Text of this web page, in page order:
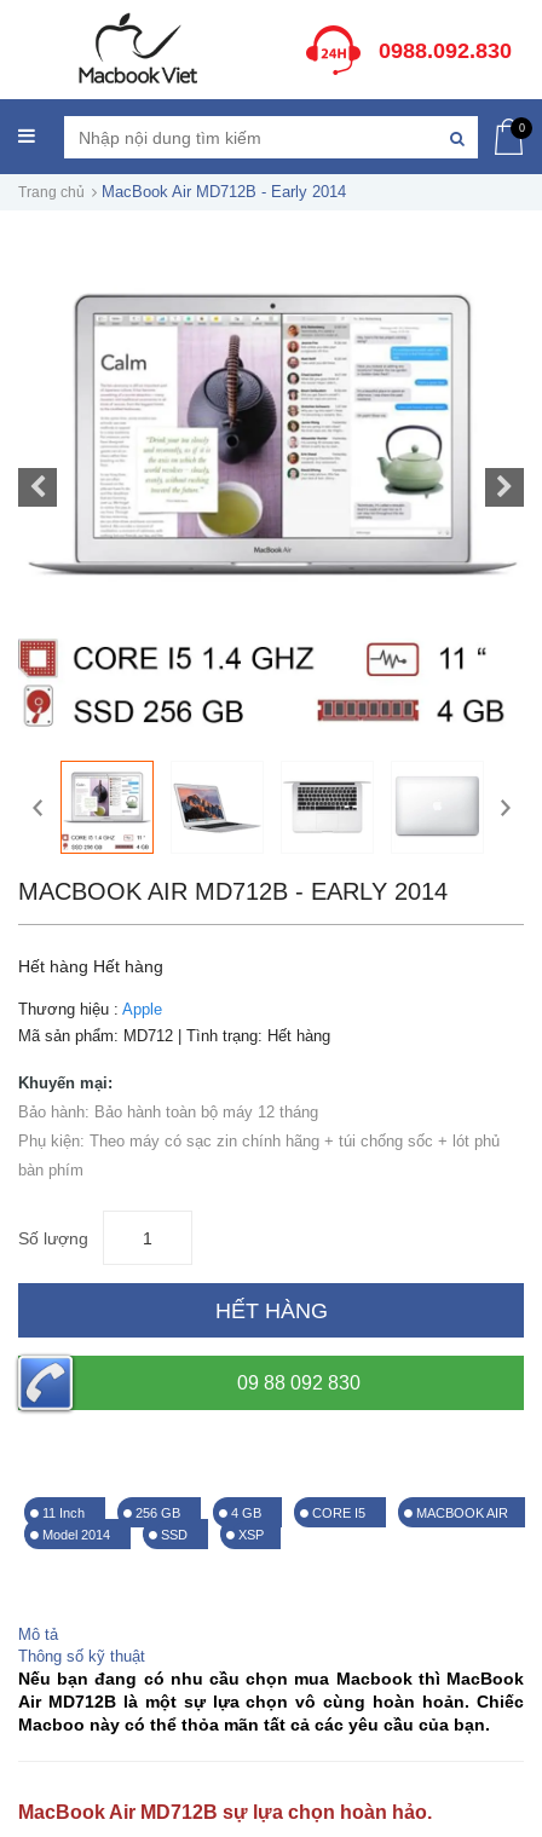
0988.092.830
0
Trang chủ MacBook Air MD712B - Early 2014
MACBOOK AIR MD712B - EARLY 2014
Hết hàng Hết hàng
Thương hiệu : Apple
Mã sản phẩm: MD712 | Tình trạng: Hết hàng
Khuyến mại:
Bảo hành: Bảo hành toàn bộ máy 12 tháng
Phụ kiện: Theo máy có sạc zin chính hãng + túi chống sốc + lót phủ
bàn phím
Số lượng
HẾT HÀNG
09 88 092 830
11 Inch 256 GB 4 GB CORE I5
MACBOOK AIR
Model 2014
SSD XSP
Mô tả
Thông số kỹ thuật
Nếu bạn đang có nhu cầu chọn mua Macbook thì MacBook
Air MD712B là một sự lựa chọn vô cùng hoàn hoản. Chiếc
Macboo này có thể thỏa mãn tất cả các yêu cầu của bạn.
MacBook Air MD712B sự lựa chọn hoàn hảo.